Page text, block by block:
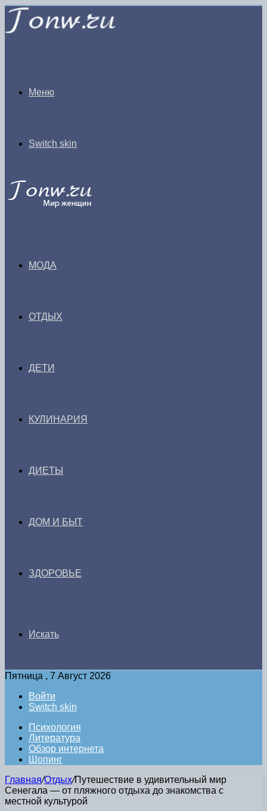
Меню
Switch skin
МОДА
ОТДЫХ
ДЕТИ
КУЛИНАРИЯ
ДИЕТЫ
ДОМ И БЫТ
ЗДОРОВЬЕ
Искать
Пятница , 7 Август 2026
Войти
Switch skin
Психология
Литература
Обзор интернета
Шопинг
Главная/Отдых/Путешествие в удивительный мир
Сенегала — от пляжного отдыха до знакомства с
местной культурой